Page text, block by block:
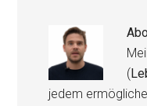
(
jedem